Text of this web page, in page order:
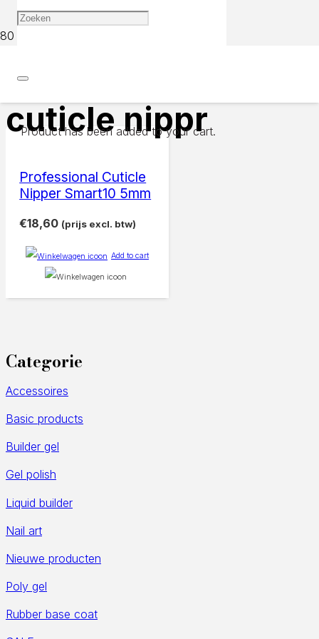
Producthas been added to your cart.
cuticle nippr
Professional Cuticle
Nipper Smart10 5mm
€18,60 (prijs excl. btw)
Add to cart
Categorie
Accessoires
Basic products
Builder gel
Gel polish
Liquid builder
Nail art
Nieuwe producten
Poly gel
Rubber base coat